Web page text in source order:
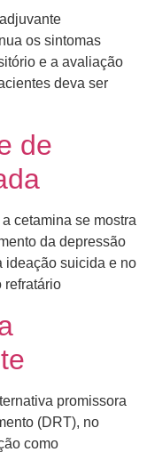
os sintomas
e a avaliação
deva ser
de
cetamina se mostra
da depressão
ideação suicida e no
refratário
promissora
(DRT), no
como